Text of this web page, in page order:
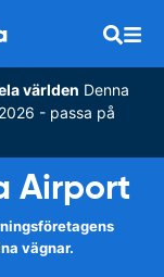
världen Denna
- passa på
Airport
vägnar.